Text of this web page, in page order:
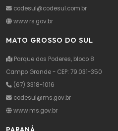
codesul@codesul.com.br
www.rs.gov.br
MATO GROSSO DO SUL
Parque dos Poderes, bloco 8
Campo Grande - CEP: 79.031-350
(67) 3318-1016
codesul@ms.gov.br
www.ms.gov.br